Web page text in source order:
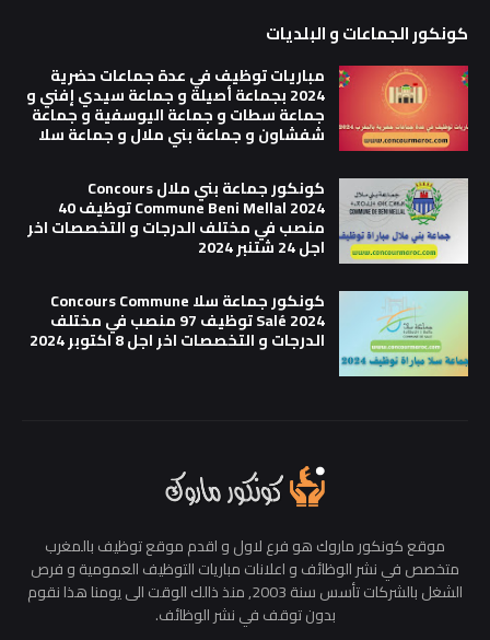
كونكور الجماعات و البلديات
مباريات توظيف في عدة جماعات حضرية
2024 بجماعة أصيلة و جماعة سيدي إفني و
جماعة سطات و جماعة اليوسفية و جماعة
شفشاون و جماعة بني ملال و جماعة سلا
كونكور جماعة بني ملال Concours
Commune Beni Mellal 2024 توظيف 40
منصب في مختلف الدرجات و التخصصات اخر
اجل 24 شتنبر 2024
كونكور جماعة سلا Concours Commune
Salé 2024 توظيف 97 منصب في مختلف
الدرجات و التخصصات اخر اجل 8 اكتوبر 2024
موقع كونكور ماروك هو فرع لاول و اقدم موقع توظيف بالمغرب
متخصص في نشر الوظائف و اعلانات مباريات التوظيف العمومية و فرص
الشغل بالشركات تأسس سنة 2003, منذ ذالك الوقت الى يومنا هذا نقوم
بدون توقف في نشر الوظائف.